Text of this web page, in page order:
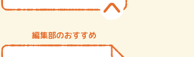
編集部のおすすめ